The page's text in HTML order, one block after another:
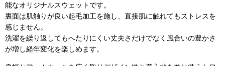
能なオリジナルスウェットです。
裏面は肌触りが良い起毛加工を施し、直接肌に触れてもストレスを
感じません。
洗濯を繰り返してもへたりにくい丈夫さだけでなく風合いの豊かさ
が増し経年変化を楽しめます。